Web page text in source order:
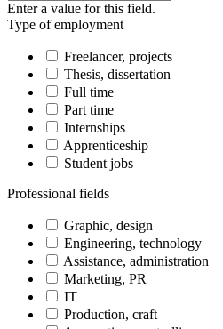
Enter a value for this field.
Type of employment
Freelancer, projects
Thesis, dissertation
Full time
Part time
Internships
Apprenticeship
Student jobs
Professional fields
Graphic, design
Engineering, technology
Assistance, administration
Marketing, PR
IT
Production, craft